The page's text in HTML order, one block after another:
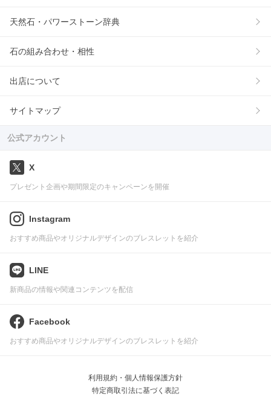
天然石・パワーストーン辞典
石の組み合わせ・相性
出店について
サイトマップ
公式アカウント
X
プレゼント企画や期間限定のキャンペーンを開催
Instagram
おすすめ商品やオリジナルデザインのブレスレットを紹介
LINE
新商品の情報や関連コンテンツを配信
Facebook
おすすめ商品やオリジナルデザインのブレスレットを紹介
利用規約・個人情報保護方針
特定商取引法に基づく表記